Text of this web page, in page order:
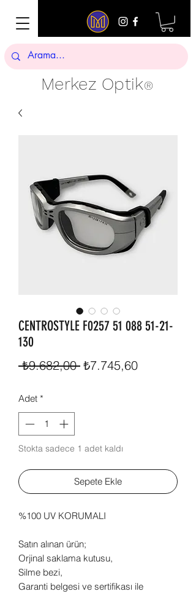
Merkez Optik®
CENTROSTYLE F0257 51 088 51-21-
130
₺9.682,00 Normal
₺7.745,60İndirimli
Adet *
Stokta sadece 1 adet kaldı
Sepete Ekle
%100 UV KORUMALI
Satın alınan ürün;
Orjinal saklama kutusu,
Silme bezi,
Garanti belgesi ve sertifikası ile